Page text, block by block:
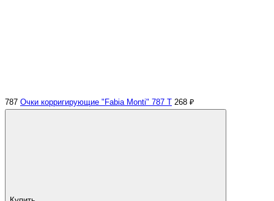
787 Очки корригирующие "Fabia Monti" 787 Т 268 ₽